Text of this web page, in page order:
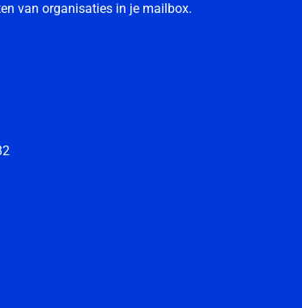
van organisaties in je mailbox.